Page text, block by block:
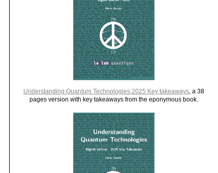
Understanding Quantum Technologies 2025 Key takeaways, a 38
pages version with key takeaways from the eponymous book.